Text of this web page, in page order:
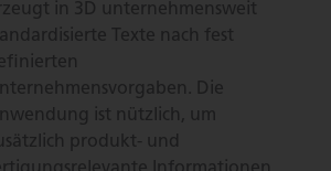
in 3D unternehmensweit
Texte nach fest
Die
ist nützlich, um
produkt- und